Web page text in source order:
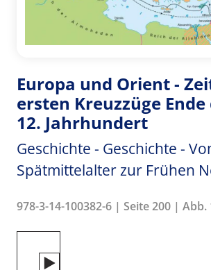
Europa und Orient -
ersten Kreuzzüge Ende
12. Jahrhundert
Geschichte - Geschichte -
Spätmittelalter zur Frühen
978-3-14-100382-6 | Seite 200 | Abb.